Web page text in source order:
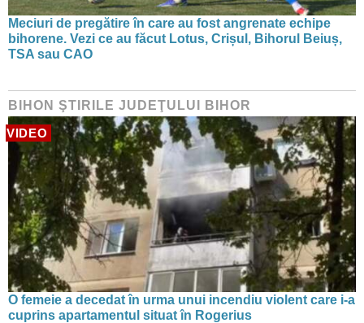
Meciuri de pregătire în care au fost angrenate echipe
bihorene. Vezi ce au făcut Lotus, Crișul, Bihorul Beiuș,
TSA sau CAO
BIHON ŞTIRILE JUDEŢULUI BIHOR
VIDEO
O femeie a decedat în urma unui incendiu violent care i-a
cuprins apartamentul situat în Rogerius